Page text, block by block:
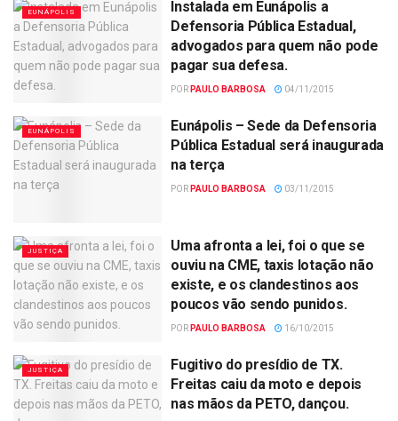
EUNÁPOLIS
Instalada em Eunápolis a
Defensoria Pública Estadual,
advogados para quem não pode
pagar sua defesa.
POR PAULO BARBOSA 04/11/2015
EUNÁPOLIS
Eunápolis – Sede da Defensoria
Pública Estadual será inaugurada
na terça
POR PAULO BARBOSA 03/11/2015
JUSTIÇA
Uma afronta a lei, foi o que se
ouviu na CME, taxis lotação não
existe, e os clandestinos aos
poucos vão sendo punidos.
POR PAULO BARBOSA 16/10/2015
JUSTIÇA
Fugitivo do presídio de TX.
Freitas caiu da moto e depois
nas mãos da PETO, dançou.